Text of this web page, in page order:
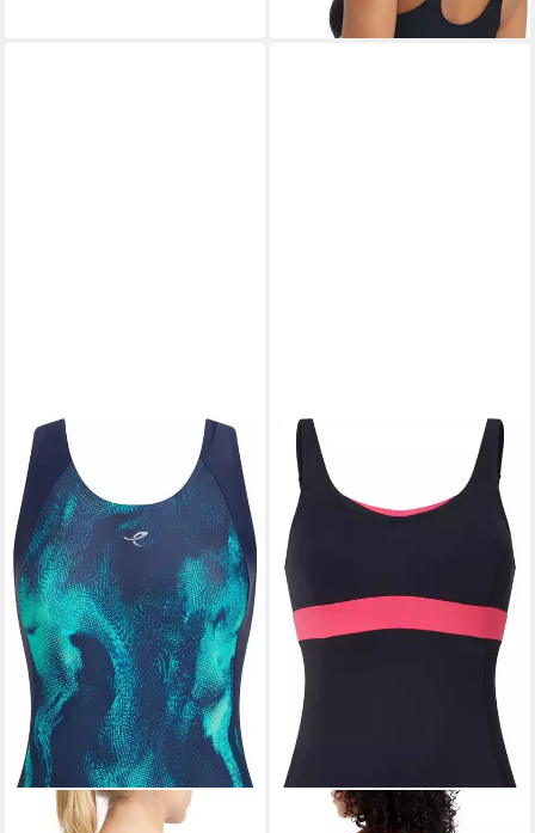
lieferbar - in 4-5 Werktagen bei dir